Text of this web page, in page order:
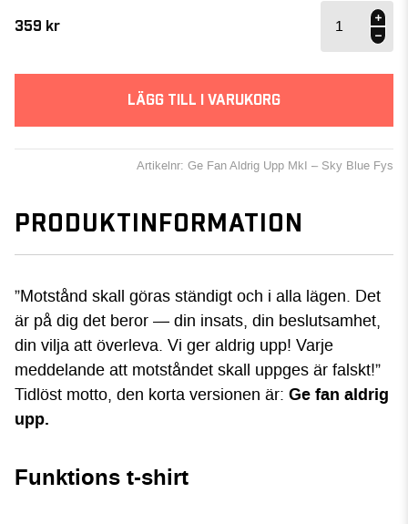
359 kr
Fan
MkI –
Fys
mängd
LÄGG TILL I VARUKORG
Artikelnr: Ge Fan Aldrig Upp MkI – Sky Blue Fys
PRODUKTINFORMATION
”Motstånd skall göras ständigt och i alla lägen. Det
är på dig det beror — din insats, din beslutsamhet,
din vilja att överleva. Vi ger aldrig upp! Varje
meddelande att motståndet skall uppges är falskt!”
Tidlöst motto, den korta versionen är: Ge fan aldrig
upp.
Funktions t-shirt